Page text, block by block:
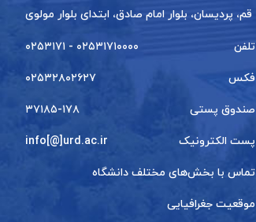
قم، پردیسان، بلوار امام صادق، ابتدای بلوار مولوی
تلفن ۰۲۵۳۱۷۱۰۰۰۰ - ۰۲۵۳۱۷۱
فکس ۰۲۵۳۲۸۰۲۶۲۷
صندوق پستی ۳۷۱۸۵-۱۷۸
پست الکترونیک info[@]urd.ac.ir
تماس با بخش‌های مختلف دانشگاه
موقعیت جغرافیایی